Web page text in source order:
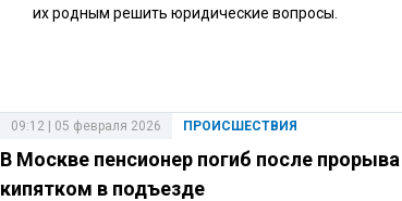
их родным решить юридические вопросы.
ПРОИСШЕСТВИЯ
09:12 | 05 февраля 2026
В Москве пенсионер погиб после
кипятком в подъезде